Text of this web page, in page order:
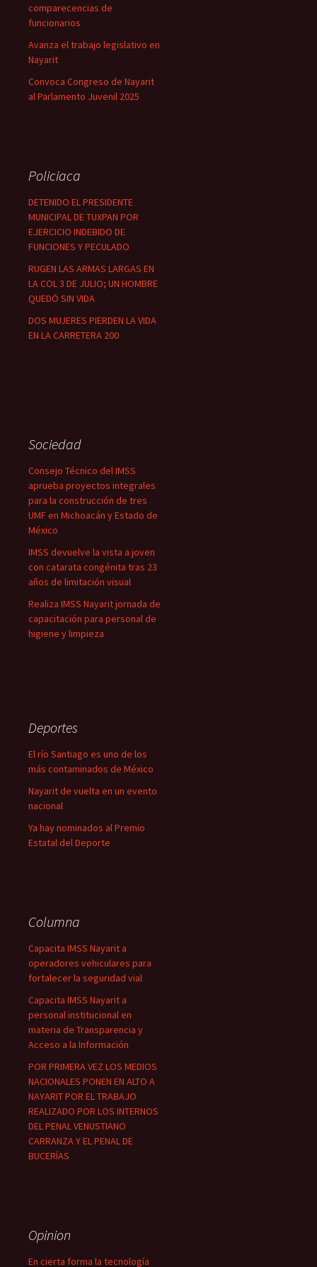
comparecencias de
funcionarios
Avanza el trabajo legislativo en
Nayarit
Convoca Congreso de Nayarit
al Parlamento Juvenil 2025
Policiaca
DETENIDO EL PRESIDENTE
MUNICIPAL DE TUXPAN POR
EJERCICIO INDEBIDO DE
FUNCIONES Y PECULADO
RUGEN LAS ARMAS LARGAS EN
LA COL 3 DE JULIO; UN HOMBRE
QUEDÓ SIN VIDA
DOS MUJERES PIERDEN LA VIDA
EN LA CARRETERA 200
Sociedad
Consejo Técnico del IMSS
aprueba proyectos integrales
para la construcción de tres
UMF en Michoacán y Estado de
México
IMSS devuelve la vista a joven
con catarata congénita tras 23
años de limitación visual
Realiza IMSS Nayarit jornada de
capacitación para personal de
higiene y limpieza
Deportes
El río Santiago es uno de los
más contaminados de México
Nayarit de vuelta en un evento
nacional
Ya hay nominados al Premio
Estatal del Deporte
Columna
Capacita IMSS Nayarit a
operadores vehiculares para
fortalecer la seguridad vial
Capacita IMSS Nayarit a
personal institucional en
materia de Transparencia y
Acceso a la Información
POR PRIMERA VEZ LOS MEDIOS
NACIONALES PONEN EN ALTO A
NAYARIT POR EL TRABAJO
REALIZADO POR LOS INTERNOS
DEL PENAL VENUSTIANO
CARRANZA Y EL PENAL DE
BUCERÍAS
Opinion
En cierta forma la tecnología